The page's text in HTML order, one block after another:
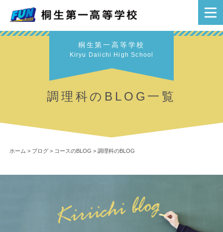
桐生第一高等学校
Kiryu Daiichi High School
調理科のBLOG一覧
ホーム > ブログ> コースのBLOG > 調理科のBLOG